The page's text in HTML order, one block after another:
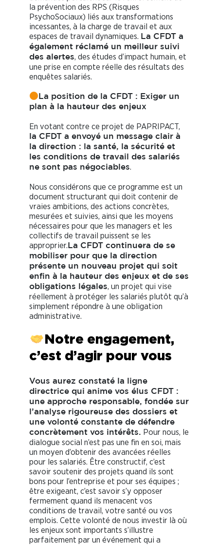
la prévention des RPS (Risques
PsychoSociaux) liés aux transformations
incessantes, à la charge de travail et aux
espaces de travail dynamiques. La CFDT a
également réclamé un meilleur suivi
des alertes, des études d’impact humain, et
une prise en compte réelle des résultats des
enquêtes salariés.
La position de la CFDT : Exiger un
plan à la hauteur des enjeux
En votant contre ce projet de PAPRIPACT,
la CFDT a envoyé un message clair à
la direction : la santé, la sécurité et
les conditions de travail des salariés
ne sont pas négociables.
Nous considérons que ce programme est un
document structurant qui doit contenir de
vraies ambitions, des actions concrètes,
mesurées et suivies, ainsi que les moyens
nécessaires pour que les managers et les
collectifs de travail puissent se les
approprier. La CFDT continuera de se
mobiliser pour que la direction
présente un nouveau projet qui soit
enfin à la hauteur des enjeux et de ses
obligations légales, un projet qui vise
réellement à protéger les salariés plutôt qu’à
simplement répondre à une obligation
administrative.
Notre engagement,
c’est d’agir pour vous
Vous aurez constaté la ligne
directrice qui anime vos élus CFDT :
une approche responsable, fondée sur
l’analyse rigoureuse des dossiers et
une volonté constante de défendre
concrètement vos intérêts. Pour nous, le
dialogue social n’est pas une fin en soi, mais
un moyen d’obtenir des avancées réelles
pour les salariés. Être constructif, c’est
savoir soutenir des projets quand ils sont
bons pour l’entreprise et pour ses équipes ;
être exigeant, c’est savoir s’y opposer
fermement quand ils menacent vos
conditions de travail, votre santé ou vos
emplois. Cette volonté de nous investir là où
les enjeux sont importants s’illustre
parfaitement par un événement qui a